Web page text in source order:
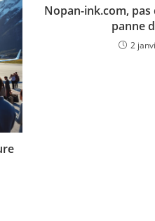
Nopan-ink.com, pas
panne
2